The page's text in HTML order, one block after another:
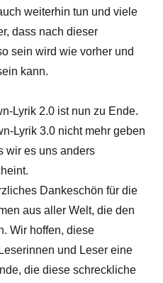
weiterhin tun und viele
dass nach dieser
sein wird wie vorher und
kann.
Lyrik 2.0 ist nun zu Ende.
Lyrik 3.0 nicht mehr geben
wir es uns anders
Dankeschön für die
aus aller Welt, die den
Wir hoffen, diese
und Leser eine
die diese schreckliche